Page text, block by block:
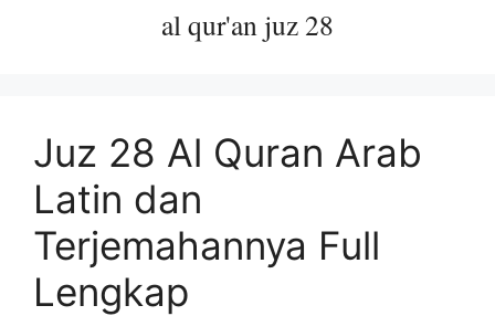
al qur'an juz 28
Juz 28 Al Quran Arab
Latin dan
Terjemahannya Full
Lengkap